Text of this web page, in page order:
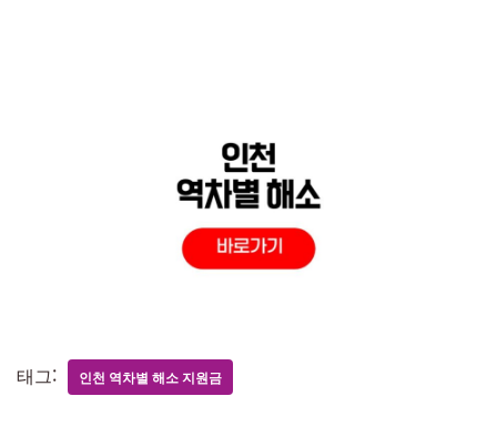
태그: 인천 역차별 해소 지원금